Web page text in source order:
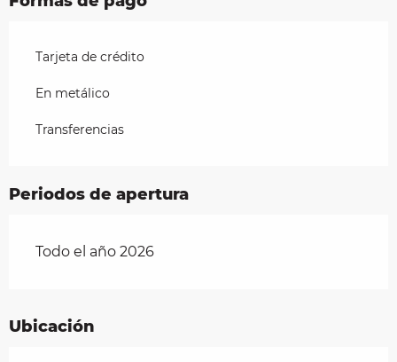
Tarjeta de crédito
En metálico
Transferencias
Periodos de apertura
Todo el año 2026
Ubicación